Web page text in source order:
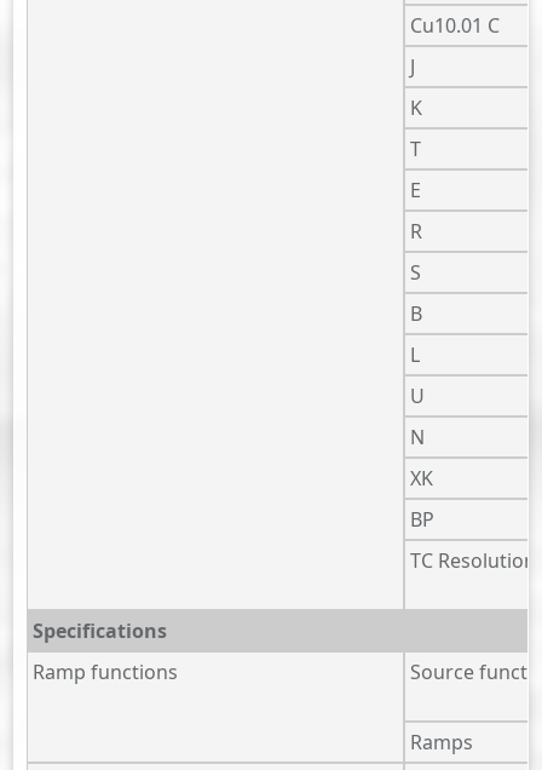
Cu10.01 C
J
K
T
E
R
S
B
L
U
N
XK
BP
TC Resolution
Specifications
Ramp functions
Source
Ramps